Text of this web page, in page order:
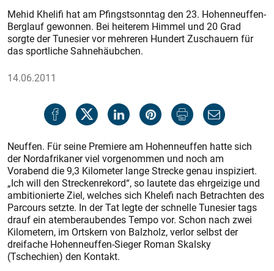
Mehid Khelifi hat am Pfingstsonntag den 23. Hohenneuffen-
Berglauf gewonnen. Bei heiterem Himmel und 20 Grad
sorgte der Tunesier vor mehreren Hundert Zuschauern für
das sportliche Sahnehäubchen.
14.06.2011
Neuffen. Für seine Premiere am Hohenneuffen hatte sich
der Nordafrikaner viel vorgenommen und noch am
Vorabend die 9,3 Kilometer lange Strecke genau inspiziert.
„Ich will den Streckenrekord“, so lautete das ehrgeizige und
ambitionierte Ziel, welches sich Khelefi nach Betrachten des
Parcours setzte. In der Tat legte der schnelle Tunesier tags
drauf ein atemberaubendes Tempo vor. Schon nach zwei
Kilometern, im Ortskern von Balzholz, verlor selbst der
dreifache Hohenneuffen-Sieger Roman Skalsky
(Tschechien) den Kontakt.